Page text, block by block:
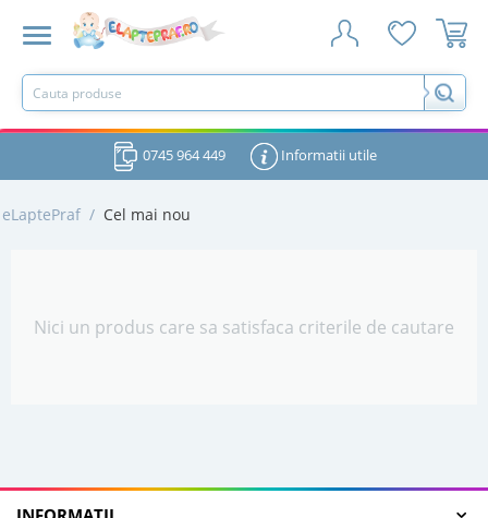
0745 964 449 Informatii utile
eLaptePraf / Cel mai nou
Nici un produs care sa satisfaca criterile de cautare